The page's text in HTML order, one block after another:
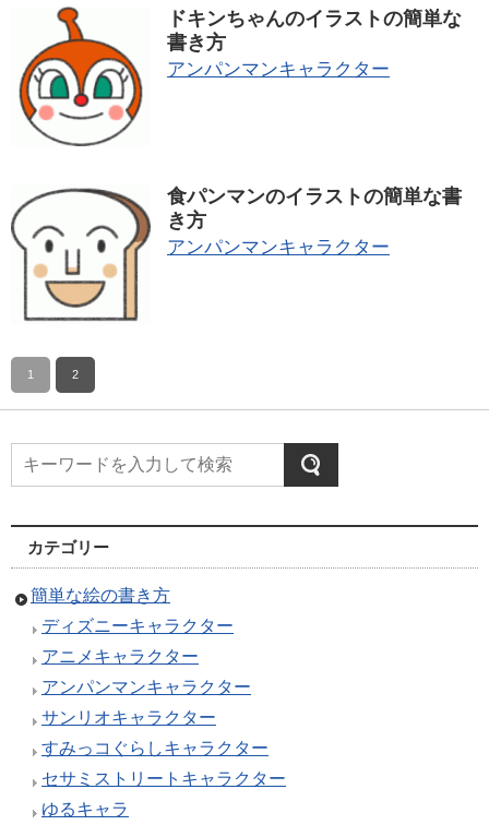
ドキンちゃんのイラストの簡単な
書き方
アンパンマンキャラクター
食パンマンのイラストの簡単な書
き方
アンパンマンキャラクター
1 2
カテゴリー
簡単な絵の書き方
ディズニーキャラクター
アニメキャラクター
アンパンマンキャラクター
サンリオキャラクター
すみっコぐらしキャラクター
セサミストリートキャラクター
ゆるキャラ